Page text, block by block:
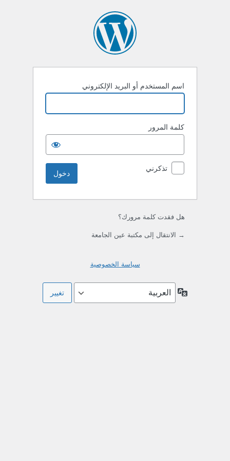
اسم المستخدم أو البريد الإلكتروني
كلمة المرور
تذكرني
هل فقدت كلمة مرورك؟
→ الانتقال إلى مكتبة عين الجامعة
سياسة الخصوصية
اللغة